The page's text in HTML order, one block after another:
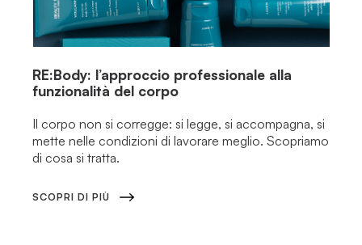
RE:Body: l’approccio professionale alla
funzionalità del corpo
Il corpo non si corregge: si legge, si accompagna, si
mette nelle condizioni di lavorare meglio. Scopriamo
di cosa si tratta.
SCOPRI DI PIÙ